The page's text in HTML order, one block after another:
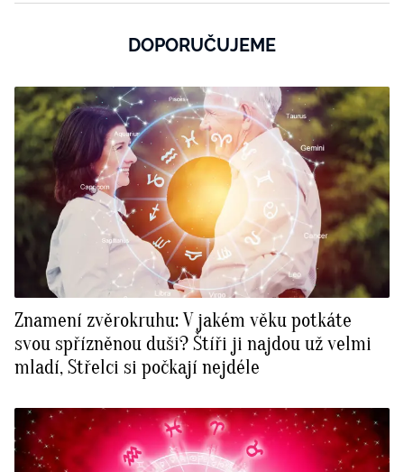
DOPORUČUJEME
Znamení zvěrokruhu: V jakém věku potkáte
svou spřízněnou duši? Štíři ji najdou už velmi
mladí, Střelci si počkají nejdéle